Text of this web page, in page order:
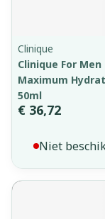
Clinique
Clinique For Men
Maximum
50ml
€ 36,72
Niet